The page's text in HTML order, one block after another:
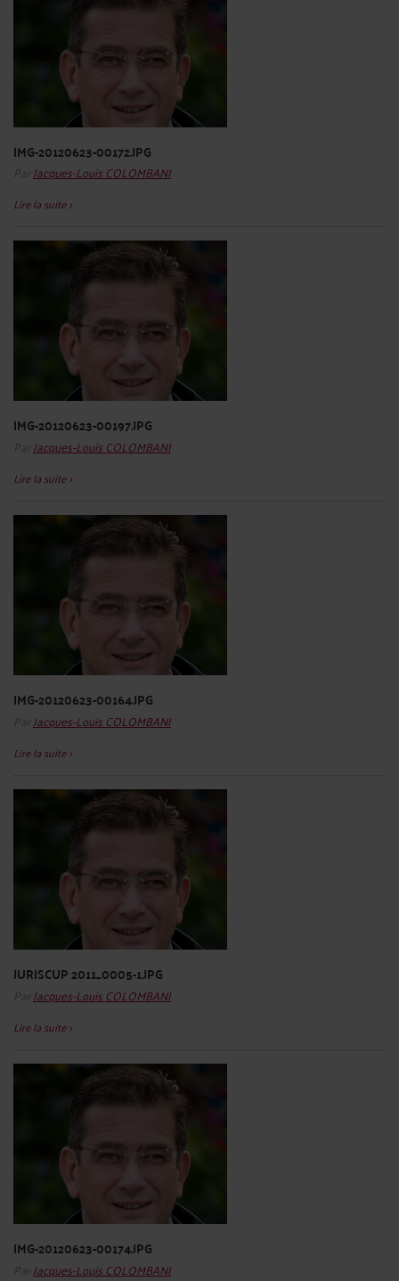
IMG-20120623-00172.JPG
Par Jacques-Louis COLOMBANI
Lire la suite >
IMG-20120623-00197.JPG
Par Jacques-Louis COLOMBANI
Lire la suite >
IMG-20120623-00164.JPG
Par Jacques-Louis COLOMBANI
Lire la suite >
JURISCUP 2011_0005-1.JPG
Par Jacques-Louis COLOMBANI
Lire la suite >
IMG-20120623-00174.JPG
Par Jacques-Louis COLOMBANI